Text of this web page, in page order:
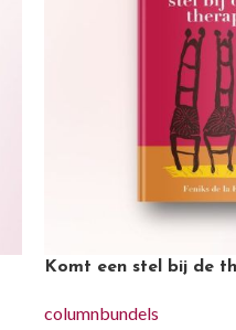
Komt een stel bij de
columnbundels